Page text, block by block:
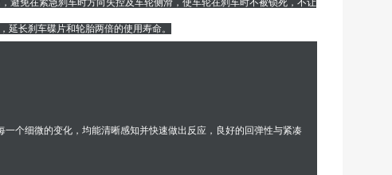
避免在紧急刹车时方向失控及车轮侧滑，使车轮在刹车时不被锁死，不让
长刹车碟片和轮胎两倍的使用寿命。
个细微的变化，均能清晰感知并快速做出反应，良好的回弹性与紧凑